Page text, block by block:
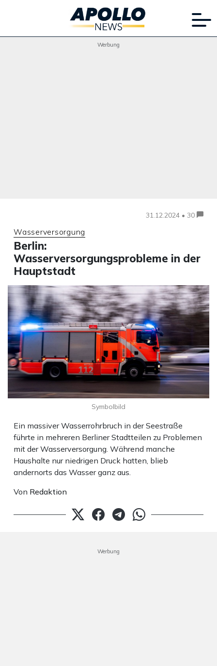
Werbung
31.12.2024 • 30
Wasserversorgung
Berlin:
Wasserversorgungsprobleme in der
Hauptstadt
Ein massiver Wasserrohrbruch in der Seestraße
führte in mehreren Berliner Stadtteilen zu Problemen
mit der Wasserversorgung. Während manche
Haushalte nur niedrigen Druck hatten, blieb
andernorts das Wasser ganz aus.
Von Redaktion
Symbolbild
Werbung